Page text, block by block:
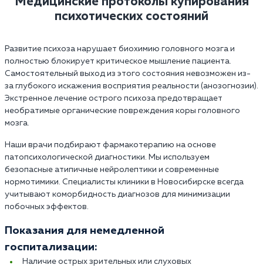
психотических состояний
Развитие психоза нарушает биохимию головного мозга и
полностью блокирует критическое мышление пациента.
Самостоятельный выход из этого состояния невозможен из-
за глубокого искажения восприятия реальности (анозогнозии).
Экстренное лечение острого психоза предотвращает
необратимые органические повреждения коры головного
мозга.
Наши врачи подбирают фармакотерапию на основе
патопсихологической диагностики. Мы используем
безопасные атипичные нейролептики и современные
нормотимики. Специалисты клиники в Новосибирске всегда
учитывают коморбидность диагнозов для минимизации
побочных эффектов.
Показания для немедленной
госпитализации:
Наличие острых зрительных или слуховых